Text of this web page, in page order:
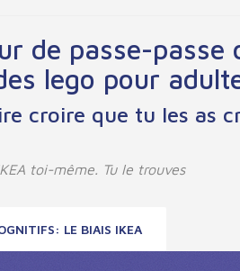
de passe-passe
lego pour
croire que tu les as
toi-même. Tu le trouves
LE BIAIS IKEA